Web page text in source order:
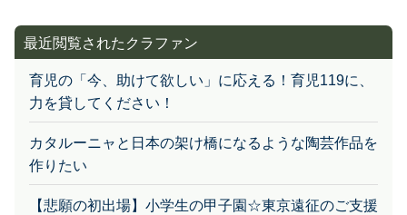
最近閲覧されたクラファン
育児の「今、助けて欲しい」に応える！育児119に、
力を貸してください！
カタルーニャと日本の架け橋になるような陶芸作品を
作りたい
【悲願の初出場】小学生の甲子園☆東京遠征のご支援